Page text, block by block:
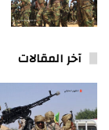
آخر المقالات